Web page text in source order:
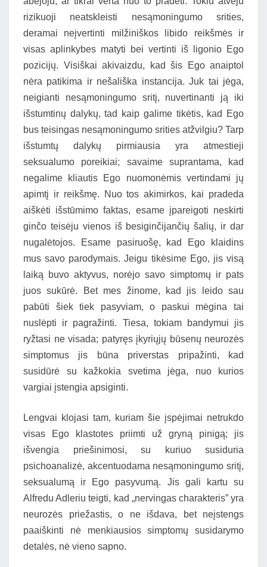
rizikuoji neatskleisti nesąmoningumo srities,
deramai neįvertinti milžiniškos libido reikšmės ir
visas aplinkybes matyti bei vertinti iš ligonio Ego
pozicijų. Visiškai akivaizdu, kad šis Ego anaiptol
nėra patikima ir nešališka instancija. Juk tai jėga,
neigianti nesąmoningumo sritį, nuvertinanti ją iki
išstumtinų dalykų, tad kaip galime tikėtis, kad Ego
bus teisingas nesąmoningumo srities atžvilgiu? Tarp
išstumtų dalykų pirmiausia yra atmestieji
seksualumo poreikiai; savaime suprantama, kad
negalime kliautis Ego nuomonėmis vertindami jų
apimtį ir reikšmę. Nuo tos akimirkos, kai pradeda
aiškėti išstūmimo faktas, esame įpareigoti neskirti
ginčo teisėju vienos iš besiginčijančių šalių, ir dar
nugalėtojos. Esame pasiruošę, kad Ego klaidins
mus savo parodymais. Jeigu tikėsime Ego, jis visą
laiką buvo aktyvus, norėjo savo simptomų ir pats
juos sukūrė. Bet mes žinome, kad jis leido sau
pabūti šiek tiek pasyviam, o paskui mėgina tai
nuslėpti ir pagražinti. Tiesa, tokiam bandymui jis
ryžtasi ne visada; patyręs įkyriųjų būsenų neurozės
simptomus jis būna priverstas pripažinti, kad
susidūrė su kažkokia svetima jėga, nuo kurios
vargiai įstengia apsiginti.
Lengvai klojasi tam, kuriam šie įspėjimai netrukdo
visas Ego klastotes priimti už gryną pinigą; jis
išvengia priešinimosi, su kuriuo susiduria
psichoanalizė, akcentuodama nesąmoningumo sritį,
seksualumą ir Ego pasyvumą. Jis gali kartu su
Alfredu Adleriu teigti, kad „nervingas charakteris” yra
neurozės priežastis, o ne išdava, bet neįstengs
paaiškinti nė menkiausios simptomų susidarymo
detalės, nė vieno sapno.